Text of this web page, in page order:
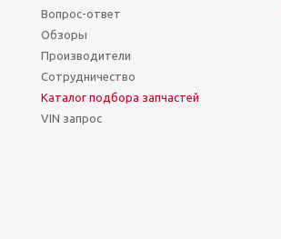
Вопрос-ответ
Обзоры
Производители
Сотрудничество
Каталог подбора запчастей
VIN запрос